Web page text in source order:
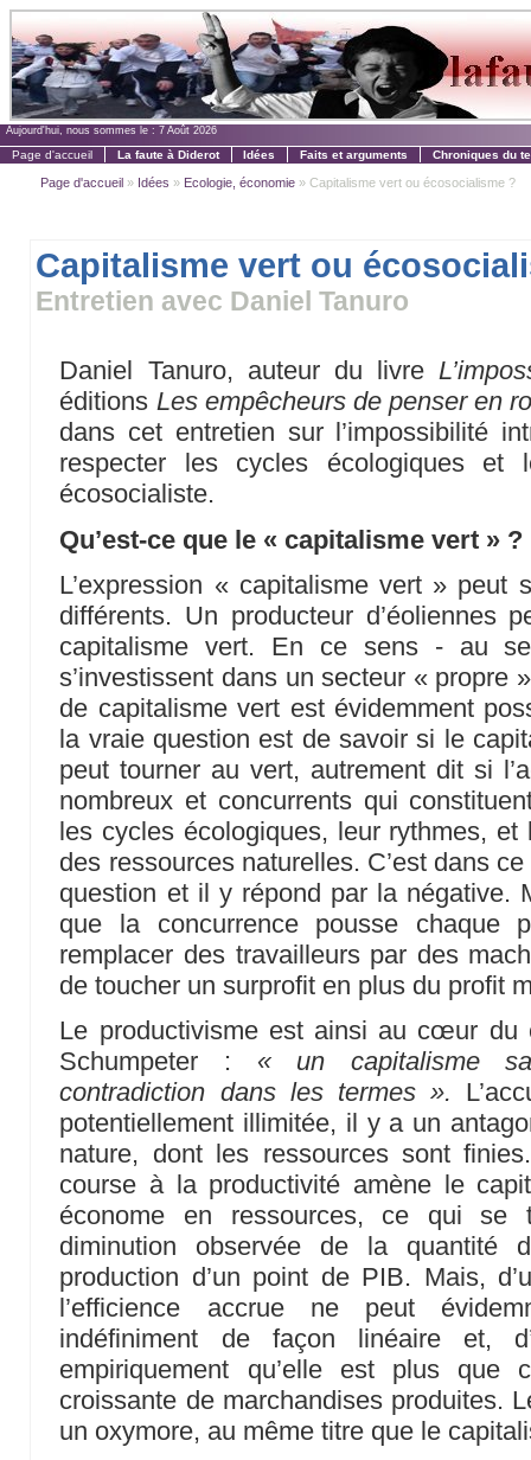
Aujourd'hui, nous sommes le : 7 Août 2026
Page d'accueil La faute à Diderot Idées Faits et arguments Chroniques du
Page d'accueil » Idées » Ecologie, économie » Capitalisme vert ou écosocialisme ?
Capitalisme vert ou
Entretien avec Daniel Tanuro
Daniel Tanuro, auteur du livre
éditions Les empêcheurs de penser en
dans cet entretien sur l’impossibilité
respecter les cycles écologiques et
écosocialiste.
Qu’est-ce que le « capitalisme vert » ?
L’expression « capitalisme vert » peut
différents. Un producteur d’éoliennes
capitalisme vert. En ce sens - au
s’investissent dans un secteur « propre
de capitalisme vert est évidemment
la vraie question est de savoir si le
peut tourner au vert, autrement dit si
nombreux et concurrents qui
les cycles écologiques, leur rythmes,
des ressources naturelles. C’est dans
question et il y répond par la négative.
que la concurrence pousse chaque
remplacer des travailleurs par des
de toucher un surprofit en plus du profit
Le productivisme est ainsi au cœur du
Schumpeter : « un capitalisme
contradiction dans les termes ».
potentiellement illimitée, il y a un
nature, dont les ressources sont
course à la productivité amène le
économe en ressources, ce qui se
diminution observée de la quantité
production d’un point de PIB. Mais,
l’efficience accrue ne peut
indéfiniment de façon linéaire et,
empiriquement qu’elle est plus que
croissante de marchandises produites.
un oxymore, au même titre que le